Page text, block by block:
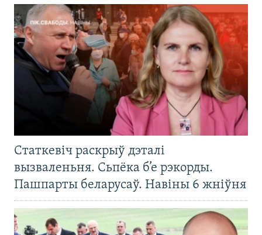
Статкевіч раскрыў дэталі
вызваленьня. Сьпёка б’е рэкорды.
Пашпарты беларусаў. Навіны 6 жніўня